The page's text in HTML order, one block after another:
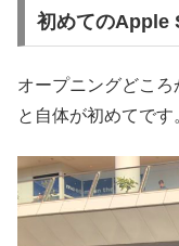
初めてのApple
オープニングどこ
と自体が初めてです